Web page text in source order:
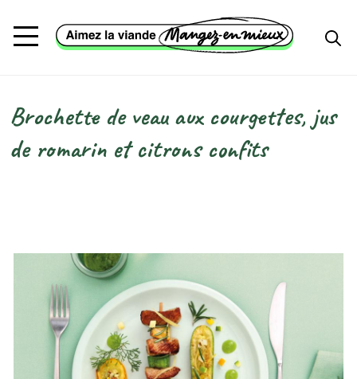
Fil d'Ariane
Brochette de veau aux courgettes, jus
de romarin et citrons confits